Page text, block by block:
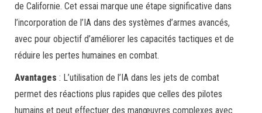
de Californie. Cet essai marque une étape significative dans
l’incorporation de l’IA dans des systèmes d’armes avancés,
avec pour objectif d’améliorer les capacités tactiques et de
réduire les pertes humaines en combat.
Avantages : L’utilisation de l’IA dans les jets de combat
permet des réactions plus rapides que celles des pilotes
humains et peut effectuer des manœuvres complexes avec